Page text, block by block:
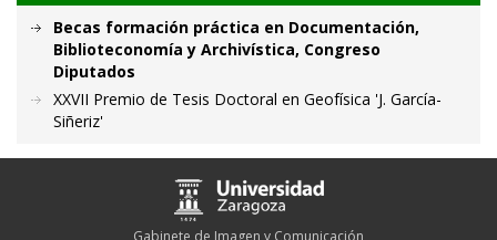
Becas formación práctica en Documentación,
Biblioteconomía y Archivística, Congreso
Diputados
XXVII Premio de Tesis Doctoral en Geofísica 'J. García-
Siñeriz'
Gabinete de Imagen y Comunicación